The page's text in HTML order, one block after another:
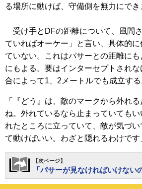
る場所に動けば、守備側を無力にでき
受け手とDFの距離について、風間
ていればオーケー」と言い、具体的
ていない。これはパサーとの距離に
にもよる。要はインターセプトされ
合によって1、2メートルでも成立する
「『どう』は、敵のマークから外れ
ね。外れているなら止まっていても
れたところに立っていて、敵が気づ
て動けばいい。わざと隠れるわけです
【次ページ】
「パサーが見なければいけない